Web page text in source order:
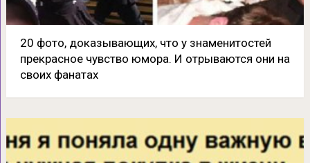
20 фото, доказывающих, что у знаменитостей
прекрасное чувство юмора. И отрываются они на
своих фанатах